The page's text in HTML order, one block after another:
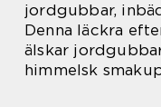
jordgubbar,
Denna läckra
älskar
himmelsk